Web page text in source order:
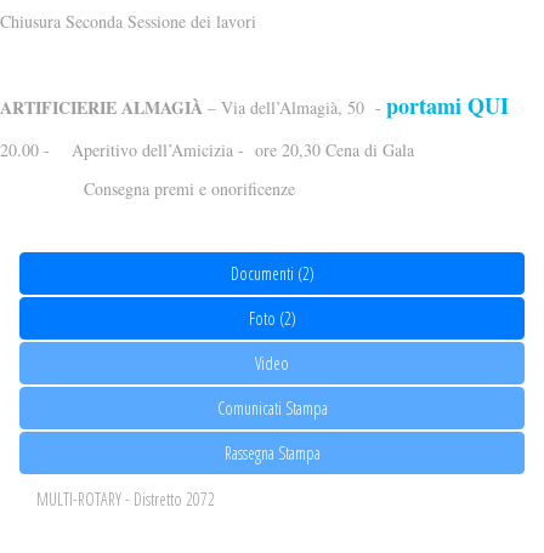
Chiusura Seconda Sessione dei lavori
ARTIFICIERIE ALMAGIÀ – Via dell’Almagià, 50 - portami QUI
20.00 - Aperitivo dell’Amicizia - ore 20,30 Cena di Gala
Consegna premi e onorificenze
Documenti (2)
Foto (2)
Video
Comunicati Stampa
Rassegna Stampa
MULTI-ROTARY - Distretto 2072